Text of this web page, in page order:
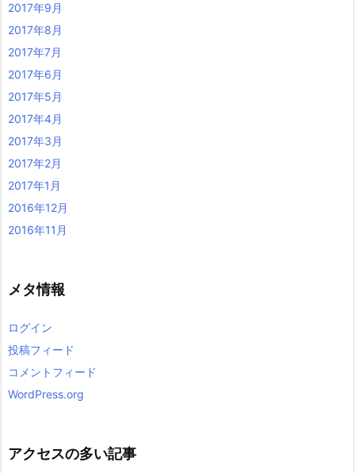
2017年9月
2017年8月
2017年7月
2017年6月
2017年5月
2017年4月
2017年3月
2017年2月
2017年1月
2016年12月
2016年11月
メタ情報
ログイン
投稿フィード
コメントフィード
WordPress.org
アクセスの多い記事